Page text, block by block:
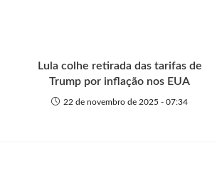
Lula colhe retirada das tarifas de
Trump por inflação nos EUA
22 de novembro de 2025 - 07:34